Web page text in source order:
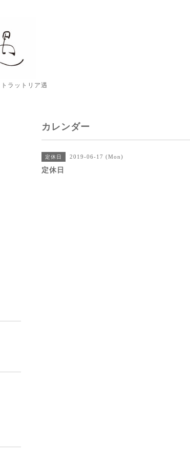
ラットリア遇
カレンダー
定休日 2019-06-17 (Mon)
定休日